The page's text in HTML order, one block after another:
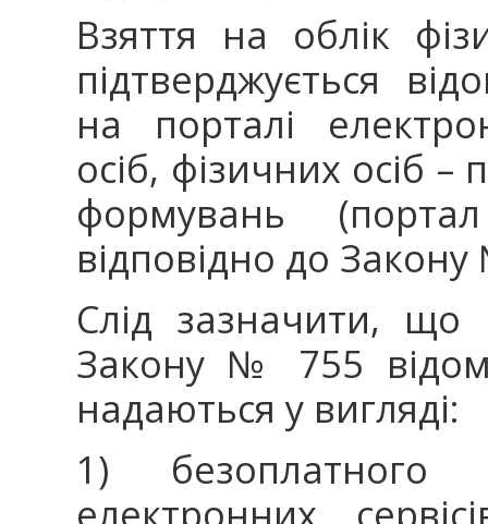
Взяття на облік
підтверджується
на порталі
осіб, фізичних осіб –
формувань
відповідно до
Слід зазначити,
Закону № 755
надаються у вигляді:
1) безоплатного
електронних